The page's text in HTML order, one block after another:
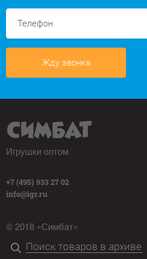
Жду звонка
Игрушки оптом
+7 (495) 933 27 02
info@igr.ru
© 2018 «Симбат»